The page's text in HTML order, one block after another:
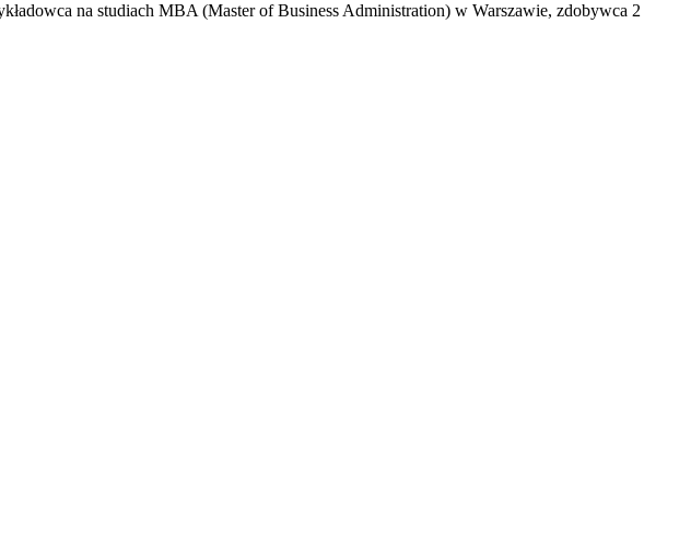
na studiach MBA (Master of Business Administration) w Warszawie, zdobywca 2